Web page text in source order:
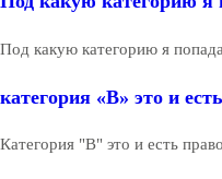
Под какую категорию я
категория «В» это и
Категория "В" это и есть